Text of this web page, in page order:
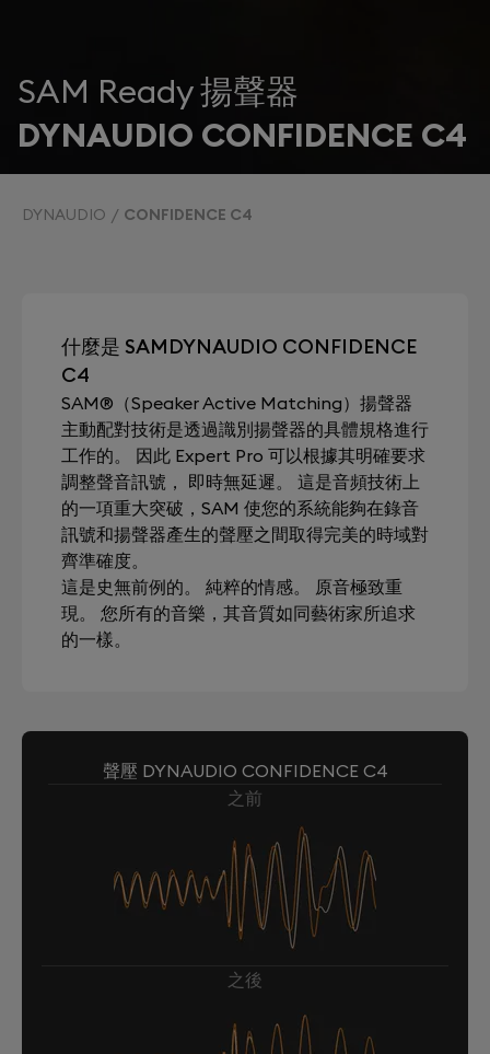
SAM Ready 揚聲器
DYNAUDIO CONFIDENCE C4
DYNAUDIO CONFIDENCE C4
什麼是 SAMDYNAUDIO CONFIDENCE
C4
SAM®（Speaker Active Matching）揚聲器
主動配對技術是透過識別揚聲器的具體規格進行
工作的。 因此 Expert Pro 可以根據其明確要求
調整聲音訊號， 即時無延遲。 這是音頻技術上
的一項重大突破，SAM 使您的系統能夠在錄音
訊號和揚聲器產生的聲壓之間取得完美的時域對
齊準確度。
這是史無前例的。 純粹的情感。 原音極致重
現。 您所有的音樂，其音質如同藝術家所追求
的一樣。
聲壓 DYNAUDIO CONFIDENCE C4
之前
之後